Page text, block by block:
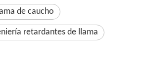
de caucho
retardantes de llama